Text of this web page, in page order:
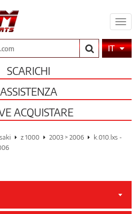
il
CercaIT
SCARICHI
ASSISTENZA
ACQUISTARE
z 1000 2003 > 2006
k.010.lxs -